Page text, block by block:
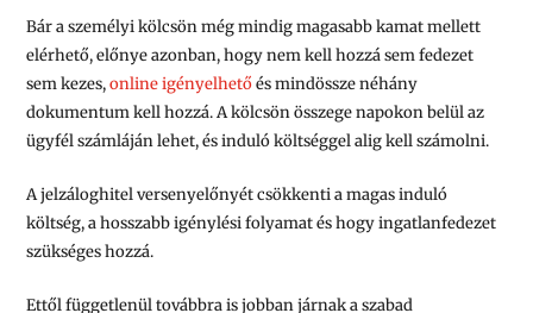
Bár a személyi kölcsön még mindig magasabb kamat mellett
elérhető, előnye azonban, hogy nem kell hozzá sem fedezet
sem kezes,online igényelhetőés mindössze néhány
dokumentum kell hozzá. A kölcsön összege napokon belül az
ügyfél számláján lehet, és induló költséggel alig kell számolni.
A jelzáloghitel versenyelőnyét csökkenti a magas induló
költség, a hosszabb igénylési folyamat és hogy ingatlanfedezet
szükséges hozzá.
Ettől függetlenül továbbra is jobban járnak a szabad